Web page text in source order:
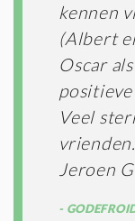
kennen
(Albert
Oscar
positieve
Veel
vrienden.
Jeroen